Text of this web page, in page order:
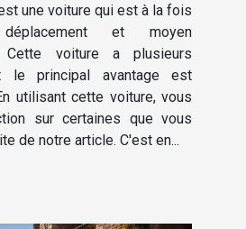
une voiture qui est à la fois
et moyen
Cette voiture a plusieurs
le principal avantage est
utilisant cette voiture, vous
sur certaines que vous
de notre article. C'est en...